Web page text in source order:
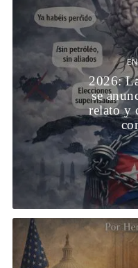
2026:
se
relato y